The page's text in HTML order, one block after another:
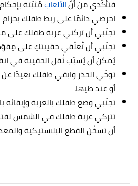
فتأكّدي من أنّالألعابمُثبّتة
احرصي دائمًا على ربط طفلك بحزام
تجنّبي أن تركني عربة طفلك على
تجنّبي أن تُعلّقي حقيبتكِ على
يُمكن أن يُسبّب ثُقل الحقيبة في
توخّي الحذر وابقي طفلك بعيدًا عن
أو عند طيها.
تجنّبي وضع طفلك بالعربة
تتركي عربة طفلك في الشمس
أن تسخُن القطع البلاستيكية